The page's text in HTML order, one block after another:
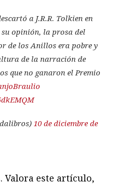
a J.R.R. Tolkien en
su opinión, la prosa del
de los Anillos era pobre y
de la narración de
que no ganaron el Premio
10 de diciembre de
Valora este artículo,